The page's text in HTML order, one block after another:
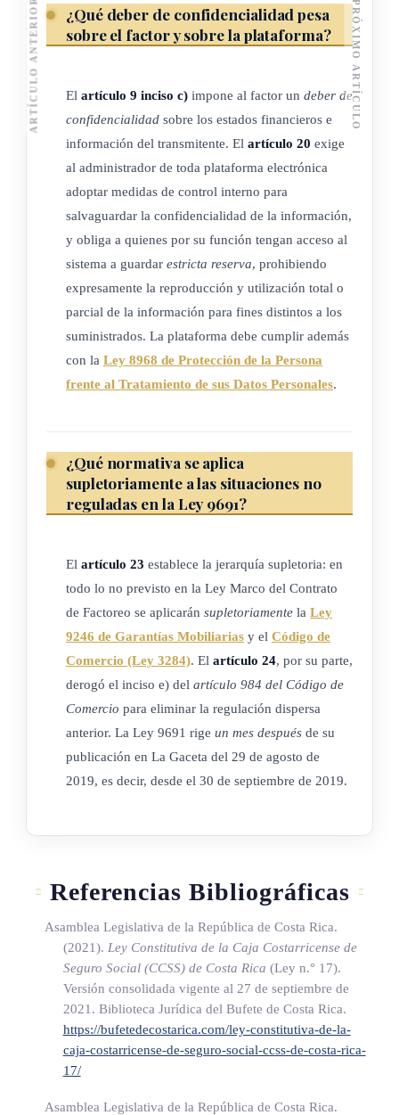
Atribuciones del factor
Son atribuciones del factor las siguientes:
a) Asumir los derechos del crédito y cobro presentes y/o
futuros del transmitente, frente al pagador, en virtud del
traspaso.
b) Llevar a cabo los actos necesarios para el cobro de los
derechos del crédito y cobro presentes y/o futuros
traspasados por el transmitente.
ARTÍCULO 9
Obligaciones del factor
Son obligaciones del factor las siguientes:
tiempo convenidos en el contrato.
b) En caso de que renuncie a la garantía del transmitente,
asumir el riesgo de insolvencia del pagador, según las
c) Deber de confidencialidad en relación con los estados
financieros e información de los transmitentes.
ARTÍCULO 10
Atribuciones del transmitente
a) Transmitir los derechos de crédito y cobro presentes y/o
ARTÍCULO 11
Obligaciones del transmitente
Son obligaciones del transmitente las siguientes:
a) Brindar toda la información fidedigna referente al estado
de los derechos de crédito y cobro presentes y/o futuros al
factor, para que este pueda gestionar y cobrar los créditos
¿Qué deber de confidencialidad pesa
sobre el factor y sobre la plataforma?
El artículo 9 inciso c) impone al factor un deber de
confidencialidad sobre los estados financieros e
información del transmitente. El artículo 20 exige
al administrador de toda plataforma electrónica
adoptar medidas de control interno para
salvaguardar la confidencialidad de la información,
y obliga a quienes por su función tengan acceso al
sistema a guardar estricta reserva, prohibiendo
expresamente la reproducción y utilización total o
parcial de la información para fines distintos a los
suministrados. La plataforma debe cumplir además
con la Ley 8968 de Protección de la Persona
frente al Tratamiento de sus Datos Personales.
¿Qué normativa se aplica
supletoriamente a las situaciones no
reguladas en la Ley 9691?
El artículo 23 establece la jerarquía supletoria: en
todo lo no previsto en la Ley Marco del Contrato
de Factoreo se aplicarán supletoriamente la Ley
9246 de Garantías Mobiliarias y el Código de
Comercio (Ley 3284). El artículo 24, por su parte,
derogó el inciso e) del artículo 984 del Código de
Comercio para eliminar la regulación dispersa
anterior. La Ley 9691 rige un mes después de su
publicación en La Gaceta del 29 de agosto de
2019, es decir, desde el 30 de septiembre de 2019.
Referencias Bibliográficas
Asamblea Legislativa de la República de Costa Rica.
(2021). Ley Constitutiva de la Caja Costarricense de
Seguro Social (CCSS) de Costa Rica (Ley n.° 17).
Versión consolidada vigente al 27 de septiembre de
2021. Biblioteca Jurídica del Bufete de Costa Rica.
https://bufetedecostarica.com/ley-constitutiva-de-la-
caja-costarricense-de-seguro-social-ccss-de-costa-rica-
17/
Asamblea Legislativa de la República de Costa Rica.
ARTÍCULO ANTERIOR PRÓXIMO ARTÍCULO